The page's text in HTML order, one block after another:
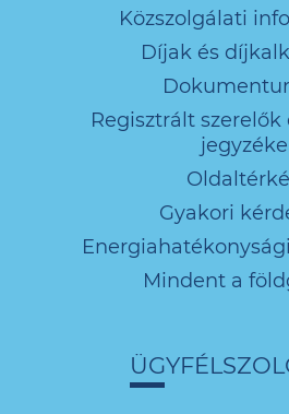
Közszolgálati
Díjak és
Regisztrált szerelők
jegyzéke
Gyakori
Mindent a